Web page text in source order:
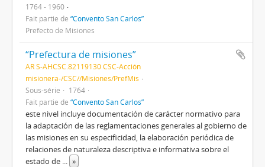
1764 - 1960
Fait partie de “Convento San Carlos”
Prefecto de Misiones
“Prefectura de misiones”
AR S-AHCSC.82119130 CSC-Acción
misionera-/CSC//Misiones/PrefMis
Sous-série
1764
Fait partie de “Convento San Carlos”
este nivel incluye documentación de carácter normativo para
la adaptación de las reglamentaciones generales al gobierno de
las misiones en su especificidad, la elaboración periódica de
relaciones de naturaleza descriptiva e informativa sobre el
estado de ... »